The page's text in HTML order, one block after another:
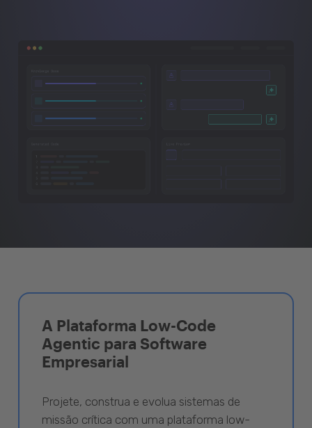
A Plataforma Low-Code
Agentic para Software
Empresarial
Projete, construa e evolua sistemas de
missão crítica com uma plataforma low-